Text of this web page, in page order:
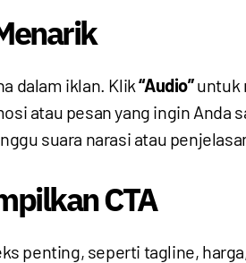
dalam iklan. Klik“Audio”untuk
atau pesan yang ingin Anda
suara narasi atau
CTA
penting, seperti tagline,